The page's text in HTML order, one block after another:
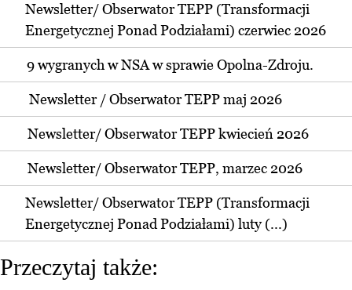
Newsletter/ Obserwator TEPP (Transformacji
Energetycznej Ponad Podziałami) czerwiec 2026
9 wygranych w NSA w sprawie Opolna-Zdroju.
Newsletter / Obserwator TEPP maj 2026
Newsletter/ Obserwator TEPP kwiecień 2026
Newsletter/ Obserwator TEPP, marzec 2026
Newsletter/ Obserwator TEPP (Transformacji
Energetycznej Ponad Podziałami) luty (...)
Przeczytaj także: